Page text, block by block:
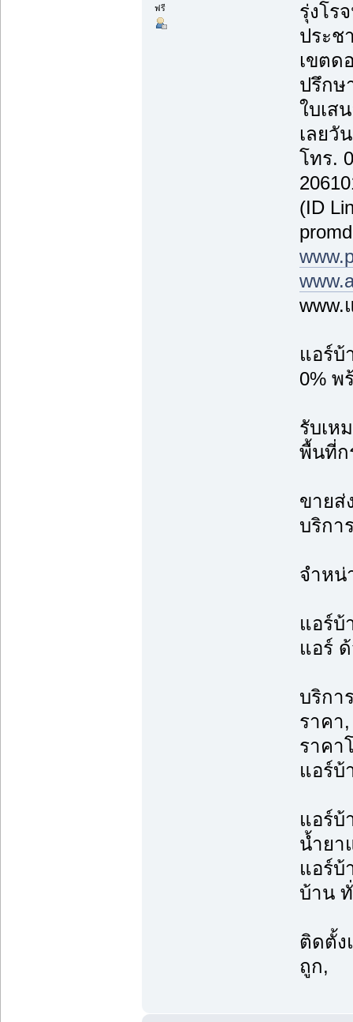
ฟรี
รุ่งโร
ประช
เขตด
ปรึกษ
ใบเส
เลยวั
โทร.
(ID
www.
แอร์บ้
0% พ
รับเห
พื้นที่ก
ขายส่
บริกา
จำหน่
แอร์บ้
แอร์
บริกา
ราคา
ราคา
แอร์บ้
แอร์บ้
น้ำยา
แอร์บ้
บ้าน
ติดตั้ง
ถูก,